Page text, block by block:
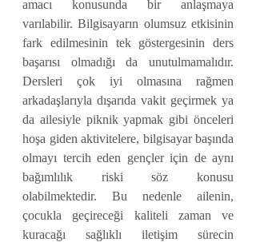
amacı konusunda bir anlaşmaya
varılabilir. Bilgisayarın olumsuz etkisinin
fark edilmesinin tek göstergesinin ders
başarısı olmadığı da unutulmamalıdır.
Dersleri çok iyi olmasına rağmen
arkadaşlarıyla dışarıda vakit geçirmek ya
da ailesiyle piknik yapmak gibi önceleri
hoşa giden aktivitelere, bilgisayar başında
olmayı tercih eden gençler için de aynı
bağımlılık riski söz konusu
olabilmektedir. Bu nedenle ailenin,
çocukla geçireceği kaliteli zaman ve
kuracağı sağlıklı iletişim sürecin